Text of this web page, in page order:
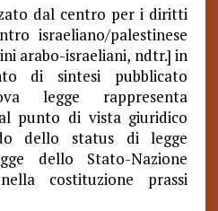
dal centro per i diritti
israeliano/palestinese
arabo-israeliani, ndtr.] in
di sintesi pubblicato
legge rappresenta
punto di vista giuridico
dello status di legge
dello Stato-Nazione
costituzione prassi